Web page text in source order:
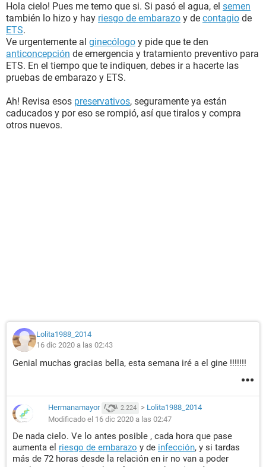
Hola cielo! Pues me temo que si. Si pasó el agua, el semen
también lo hizo y hay riesgo de embarazo y de contagio de
ETS.
Ve urgentemente al ginecólogo y pide que te den
anticoncepción de emergencia y tratamiento preventivo para
ETS. En el tiempo que te indiquen, debes ir a hacerte las
pruebas de embarazo y ETS.
Ah! Revisa esos preservativos, seguramente ya están
caducados y por eso se rompió, así que tiralos y compra
otros nuevos.
Lolita1988_2014
16 dic 2020 a las 02:43
Genial muchas gracias bella, esta semana iré a el gine !!!!!!!
Hermanamayor 2.224 > Lolita1988_2014
Modificado el 16 dic 2020 a las 02:47
De nada cielo. Ve lo antes posible , cada hora que pase
aumenta el riesgo de embarazo y de infección, y si tardas
más de 72 horas desde la relación en ir no van a poder